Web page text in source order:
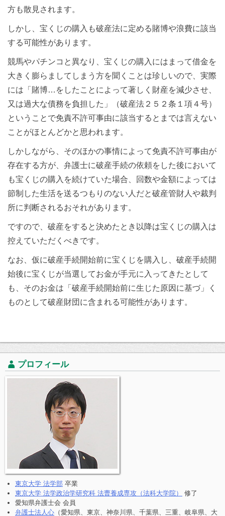
方も散見されます。
しかし、宝くじの購入も破産法に定める賭博や浪費に該当
する可能性があります。
競馬やパチンコと異なり、宝くじの購入にはまって借金を
大きく膨らましてしまう方を聞くことは珍しいので、実際
には「賭博…をしたことによって著しく財産を減少させ、
又は過大な債務を負担した」（破産法２５２条１項４号）
ということで免責不許可事由に該当するとまでは言えない
ことがほとんどかと思われます。
しかしながら、そのほかの事情によって免責不許可事由が
存在する方が、弁護士に破産手続の依頼をした後において
も宝くじの購入を続けていた場合、回数や金額によっては
節制した生活を送るつもりのない人だと破産管財人や裁判
所に判断されるおそれがあります。
ですので、破産をすると決めたとき以降は宝くじの購入は
控えていただくべきです。
なお、仮に破産手続開始前に宝くじを購入し、破産手続開
始後に宝くじが当選してお金が手元に入ってきたとして
も、そのお金は「破産手続開始前に生じた原因に基づ」く
ものとして破産財団に含まれる可能性があります。
プロフィール
東京大学 法学部 卒業
東京大学 法学政治学研究科 法曹養成専攻（法科大学院）
修了
愛知県弁護士会 会員
弁護士法人心 （愛知県、東京、神奈川県、千葉県、三重、岐阜県、大